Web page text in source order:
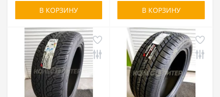
В КОРЗИНУ В КОРЗИНУ